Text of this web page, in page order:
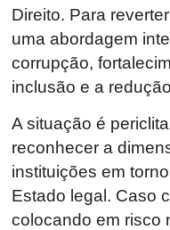
Direito. Para
uma abordagem
corrupção,
inclusão e a
A situação é
reconhecer a
instituições em
Estado legal. Caso
colocando em risco